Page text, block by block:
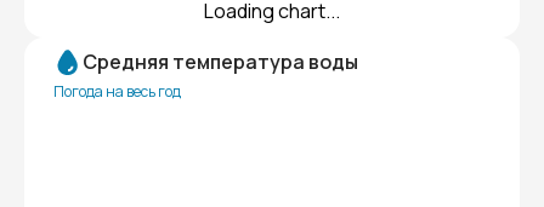
Loading chart...
Средняя температура воды
Погода на весь год